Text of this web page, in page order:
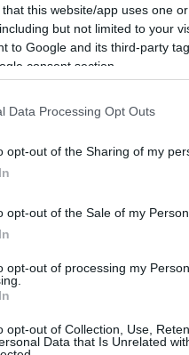
that this website/app uses one
but not limited to your
to Google and its third-party
consent section.
Data Processing Opt Outs
opt-out of the Sharing of my
opt-out of the Sale of my
opt-out of processing my
opt-out of Collection, Use,
Data that Is Unrelated
Ντιόγκο
Λισαβόνας),
Ντιόγκο Νταλότ
Σίτι),
Λισαβόνας),
Σίτι),
Νέβες (Αλ
Σεν Ζερμέν),
(Μάντσεστερ
Σίτι).
Ζοάο Φέλιξ (Αλ
Φρανσίσκο